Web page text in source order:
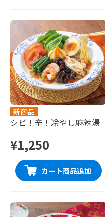
新商品
シビ！辛！冷やし麻辣湯
¥1,250
カート商品追加